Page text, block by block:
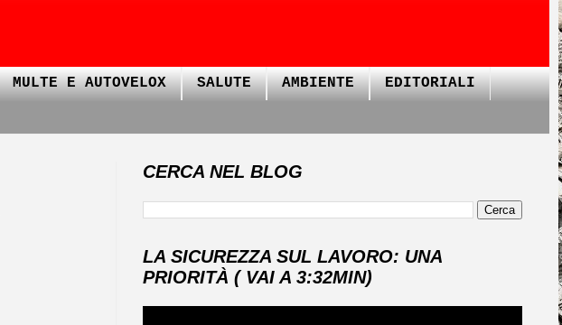
MULTE E AUTOVELOX SALUTE AMBIENTE EDITORIALI
CERCA NEL BLOG
LA SICUREZZA SUL LAVORO: UNA
PRIORITÀ ( VAI A 3:32MIN)